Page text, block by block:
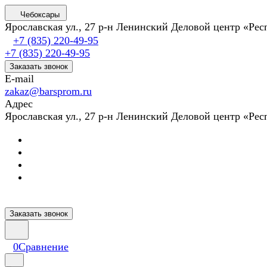
Чебоксары
Ярославская ул., 27 р-н Ленинский Деловой центр
+7 (835) 220-49-95
+7 (835) 220-49-95
Заказать звонок
E-mail
zakaz@barsprom.ru
Адрес
Ярославская ул., 27 р-н Ленинский Деловой центр
Заказать звонок
0Сравнение